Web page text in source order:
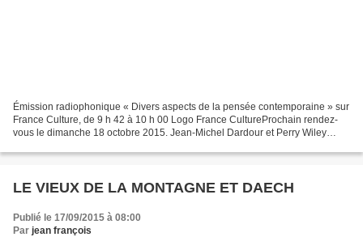
Émission radiophonique « Divers aspects de la pensée contemporaine » sur
France Culture, de 9 h 42 à 10 h 00 Logo France CultureProchain rendez-
vous le dimanche 18 octobre 2015. Jean-Michel Dardour et Perry Wiley
LE VIEUX DE LA MONTAGNE ET DAECH
Publié le 17/09/2015 à 08:00
Par jean françois